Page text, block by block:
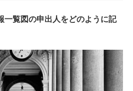
一覧図の申出人をどのように記